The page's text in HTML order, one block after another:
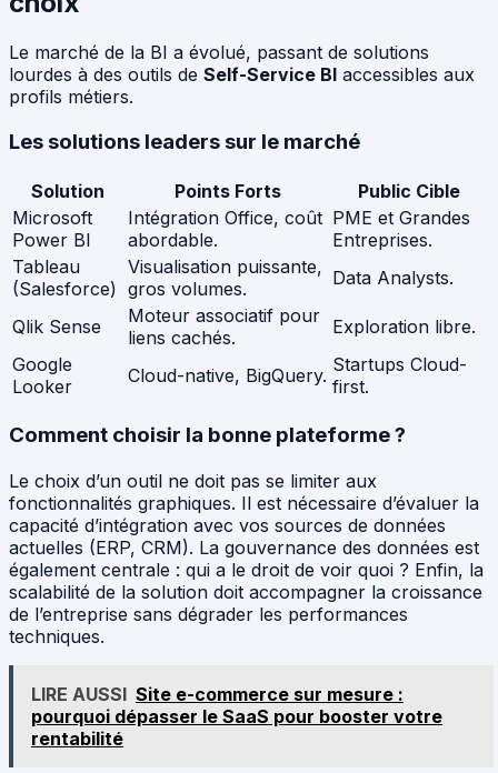
Le marché de la BI a évolué, passant de solutions
lourdes à des outils de Self-Service BI accessibles aux
profils métiers.
Les solutions leaders sur le marché
Solution Points Forts
Public Cible
Microsoft
Power BI
Intégration Office, coût
abordable.
PME et Grandes
Entreprises.
Tableau
(Salesforce)
Visualisation puissante,
gros volumes.
Data Analysts.
Qlik Sense
Moteur associatif pour
liens cachés.
Exploration libre.
Google
Looker
Cloud-native, BigQuery. Startups Cloud-
first.
Comment choisir la bonne plateforme ?
Le choix d’un outil ne doit pas se limiter aux
fonctionnalités graphiques. Il est nécessaire d’évaluer la
capacité d’intégration avec vos sources de données
actuelles (ERP, CRM). La gouvernance des données est
également centrale : qui a le droit de voir quoi ? Enfin, la
scalabilité de la solution doit accompagner la croissance
de l’entreprise sans dégrader les performances
techniques.
LIRE AUSSI Site e-commerce sur mesure :
pourquoi dépasser le SaaS pour booster votre
rentabilité